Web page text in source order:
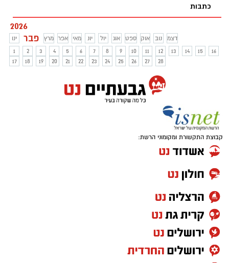
המיניות והאינטימיות למתמודדים עם מחלת
כתבות
2026
ינו פבר מרץ אפר מאי יונ יול אוג ספט אוק נוב
דצמ
1
2 3 4 5 6 7 8 9 10 11 12 13 14 15
16
17
18 19 20 21 22 23 24 25 26 27 28
קבוצת התקשורת ומקומוני הרשת: